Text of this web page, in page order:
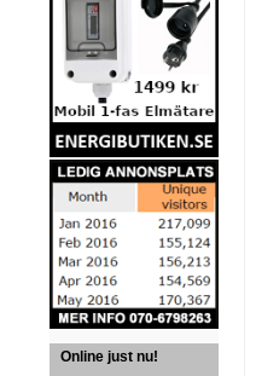
Online just nu!